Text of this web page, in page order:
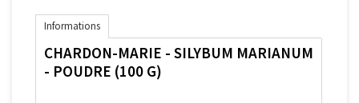
Informations
CHARDON-MARIE - SILYBUM MARIANUM
- POUDRE (100 G)